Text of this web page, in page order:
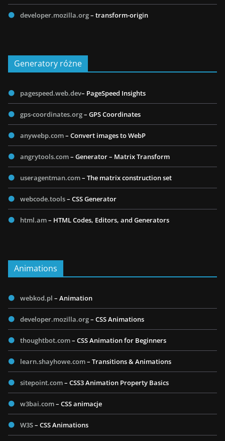
developer.mozilla.org– transform-origin
Generatory różne
pagespeed.web.dev– PageSpeed Insights
gps-coordinates.org– GPS Coordinates
anywebp.com– Convert images to WebP
angrytools.com– Generator – Matrix Transform
useragentman.com– The matrix construction set
webcode.tools– CSS Generator
html.am– HTML Codes, Editors, and Generators
Animations
webkod.pl – Animation
developer.mozilla.org– CSS Animations
thoughtbot.com– CSS Animation for Beginners
learn.shayhowe.com– Transitions & Animations
sitepoint.com– CSS3 Animation Property Basics
w3bai.com– CSS animacje
W3S– CSS Animations